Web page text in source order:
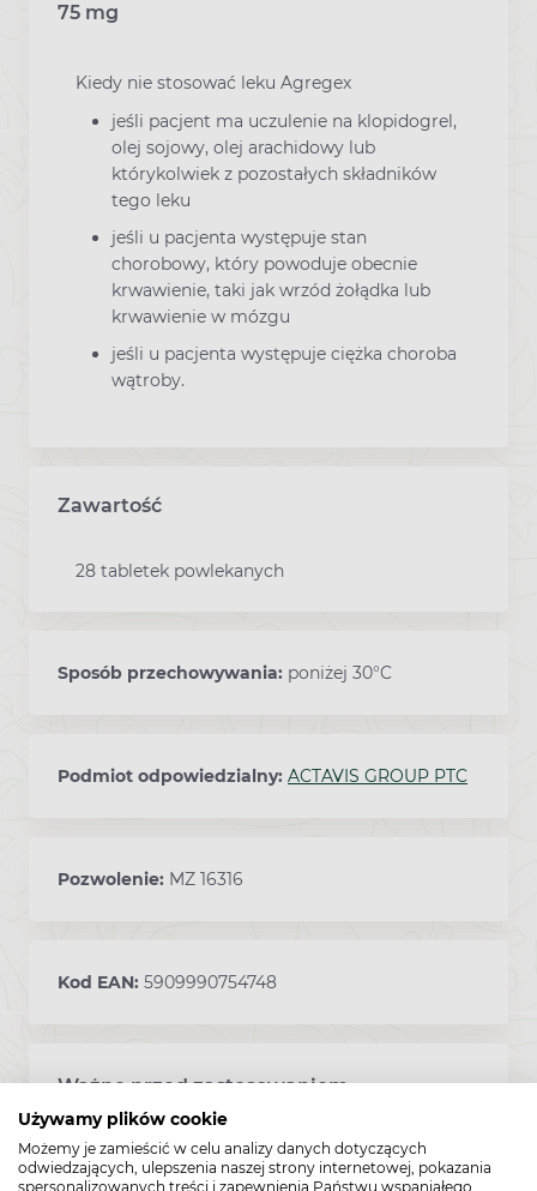
Używamy plików cookie
Możemy je zamieścić w celu analizy danych dotyczących
odwiedzających, ulepszenia naszej strony internetowej, pokazania
spersonalizowanych treści i zapewnienia Państwu wspaniałego
75 mg
Kiedy nie stosować leku Agregex
jeśli pacjent ma uczulenie na klopidogrel,
olej sojowy, olej arachidowy lub
którykolwiek z pozostałych składników
tego leku
jeśli u pacjenta występuje stan
chorobowy, który powoduje obecnie
krwawienie, taki jak wrzód żołądka lub
krwawienie w mózgu
jeśli u pacjenta występuje ciężka choroba
wątroby.
Zawartość
28 tabletek powlekanych
Sposób przechowywania: poniżej 30°C
Podmiot odpowiedzialny: ACTAVIS GROUP PTC
Pozwolenie: MZ 16316
Kod EAN: 5909990754748
Ważne przed zastosowaniem
Ostrzeżenia
Przed rozpoczęciem stosowania leku Agregex